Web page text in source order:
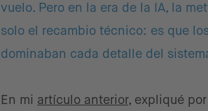
vuelo. Pero en la era de la IA, la
solo el recambio técnico: es que
dominaban cada detalle del
En mi artículo anterior, expliqué